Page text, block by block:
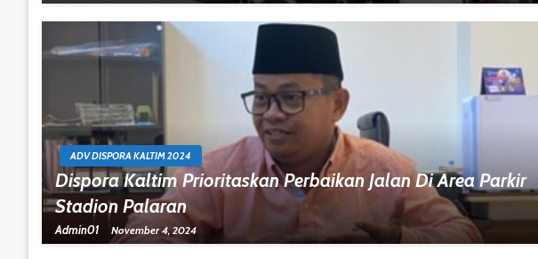
ADV DISPORA KALTIM 2024
Dispora Kaltim Prioritaskan Perbaikan Jalan Di Area Parkir
Stadion Palaran
Admin01 November 4, 2024